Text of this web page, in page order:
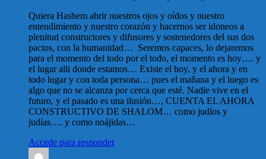
Quiera Hashem abrir nuestros ojos y oídos y nuestro
entendimiento y nuestro corazón y hacernos ser idoneos a
plenitud constructores y difusores y sostenedores del sus dos
pactos, con la humanidad… Seremos capaces, lo dejaremos
para el momento del todo por el todo, el momento es hoy…. y
el lugar alli donde estamos… Existe el hoy, y el ahora y en
todo lugar y con toda persona… pues el mañana y el luego es
algo que no se alcanza por cerca que esté. Nadie vive en el
futuro, y el pasado es una ilusión…, CUENTA EL AHORA
CONSTRUCTIVO DE SHALOM… como judíos y
judías…. y como noájidas…
Accede para responder